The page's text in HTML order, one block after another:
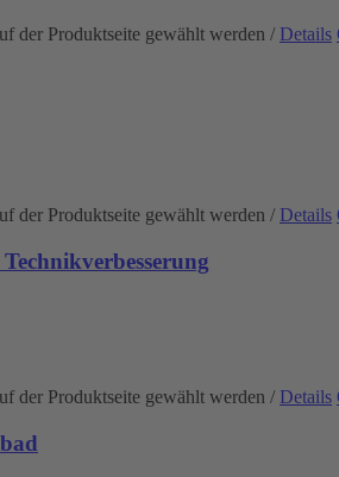
der Produktseite gewählt werden / Details
der Produktseite gewählt werden / Details
der Produktseite gewählt werden / Details